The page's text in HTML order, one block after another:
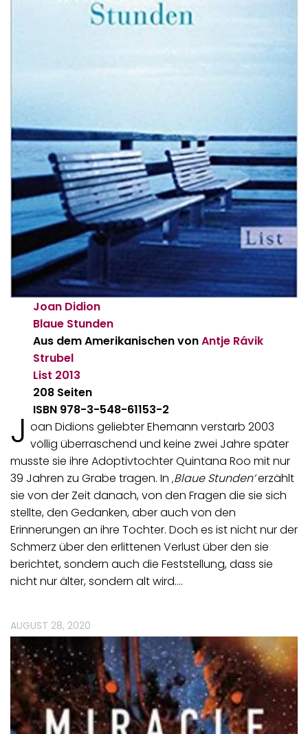
Joan Didion
Blaue Stunden
Aus dem Amerikanischen vonAntje Rávik
Strubel
List 2013
208 Seiten
ISBN 978-3-548-61153-2
J oan Didions geliebter Ehemann verstarb 2003
völlig überraschend und keine zwei Jahre später
musste sie ihre Adoptivtochter Quintana Roo mit nur
39 Jahren zu Grabe tragen. In ‚Blaue Stunden‘erzählt
sie von der Zeit danach, von den Fragen die sie sich
stellte, den Gedanken, aber auch von den
Erinnerungen an ihre Tochter. Doch es ist nicht nur der
Schmerz über den erlittenen Verlust über den sie
berichtet, sondern auch die Feststellung, dass sie
nicht nur älter, sondern alt wird.…
AUGUST 28, 2020